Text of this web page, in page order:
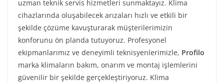
uzman teknik servis hizmetleri sunmaktayız. Klima
cihazlarında oluşabilecek arızaları hızlı ve etkili bir
şekilde çözüme kavuşturarak müşterilerimizin
konforunu ön planda tutuyoruz. Profesyonel
ekipmanlarımız ve deneyimli teknisyenlerimizle, Profilo
marka klimaların bakım, onarım ve montaj işlemlerini
güvenilir bir şekilde gerçekleştiriyoruz. Klima